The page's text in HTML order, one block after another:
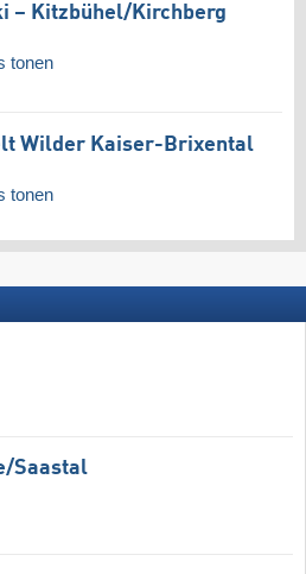
– Kitzbühel/​Kirchberg
tonen
Wilder Kaiser-Brixental
tonen
​Saastal